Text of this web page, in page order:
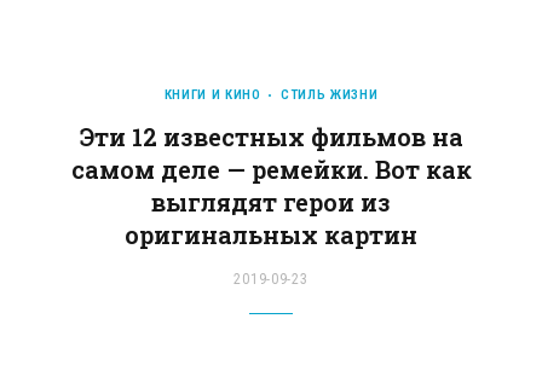
КНИГИ И КИНО СТИЛЬ ЖИЗНИ
Эти 12 известных фильмов на
самом деле — ремейки. Вот как
выглядят герои из
оригинальных картин
2019-09-23